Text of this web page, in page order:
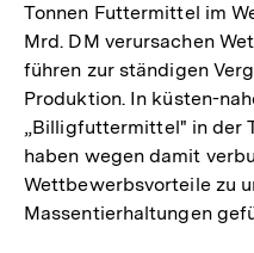
Tonnen Futtermittel im
Mrd. DM verursachen
führen zur ständigen
Produktion. In küsten-
„Billigfuttermittel" in der
haben wegen damit
Wettbewerbsvorteile zu
Massentierhaltungen